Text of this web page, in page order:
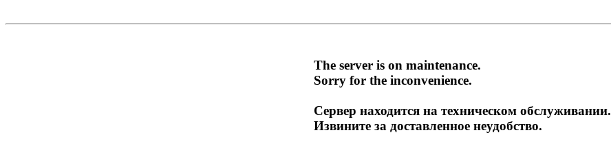
The server is on maintenance.
Sorry for the inconvenience.
Сервер находится на техническом обслуживании.
Извините за доставленное неудобство.